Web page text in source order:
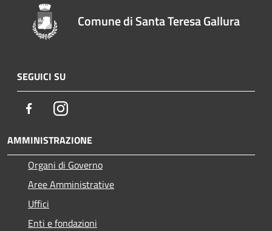
Comune di Santa Teresa Gallura
SEGUICI SU
FacebookInstagram
AMMINISTRAZIONE
Organi di Governo
Aree Amministrative
Uffici
Enti e fondazioni